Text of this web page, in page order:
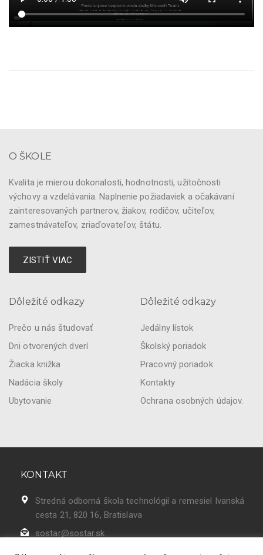
O ŠKOLE
Kvalita je mierou dokonalosti, hodnotnosti, užitočnosti
výchovy a vzdelávania. Naplnenie požiadaviek a očakávaní
zainteresovaných partnerov, žiakov, rodičov, učiteľov,
zamestnávateľov, zriaďovateľov, štátu.
ZISTIŤ VIAC
Dôležité odkazy
Prečo u nás študovať
Dni otvorených dverí
Žiacka knižka
Nadácia školy
Ubytovanie
Dôležité odkazy
Jedálny lístok
Školský poriadok
Pracovný poriadok
Kontakty
Ochrana osobných údajov.
KONTAKT
Stredná odborná škola technológií a remesiel Ivanská
cesta 21, 820 16, Bratislava
sostar@sostar.sk
02 43 42 50 86